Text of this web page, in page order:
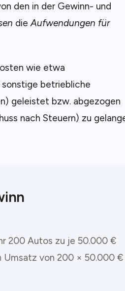
den in der Gewinn- und
dieAufwendungen für
wie etwa
sonstige betriebliche
geleistet bzw. abgezogen
nach Steuern) zu
200 Autos zu je 50.000 €
Umsatz von 200 × 50.000 €